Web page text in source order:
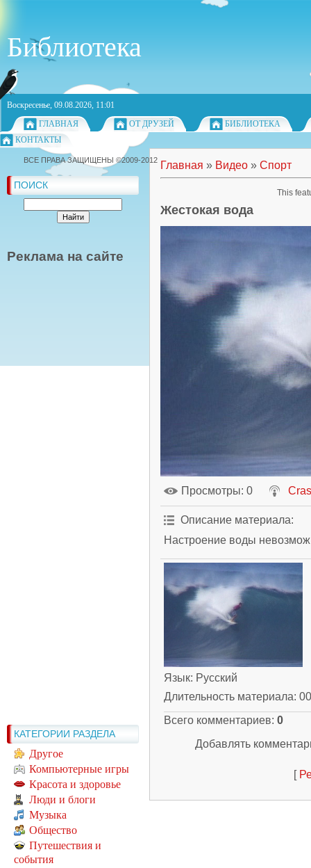
Библиотека
Воскресенье, 09.08.2026, 11:01
ГЛАВНАЯ
ОТ ДРУЗЕЙ
БИБЛИОТЕКА
КОНТАКТЫ
ПОИСК
Реклама на сайте
КАТЕГОРИИ РАЗДЕЛА
Другое
Компьютерные игры
Красота и здоровье
Люди и блоги
Музыка
Общество
Путешествия и
события
Главная » Видео » Спорт
Жестокая вода
Просмотры: 0
Описание материала:
Настроение воды
Язык: Русский
Длительность материала:
Всего комментариев: 0
Добавлять
[
ВСЕ ПРАВА ЗАЩИЩЕНЫ ©2009-2012
This